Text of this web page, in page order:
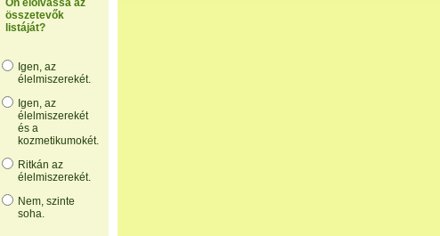
Ön elolvassa az
összetevők
listáját?
Igen, az
élelmiszerekét.
Igen, az
élelmiszerekét
és a
kozmetikumokét.
Ritkán az
élelmiszerekét.
Nem, szinte
soha.